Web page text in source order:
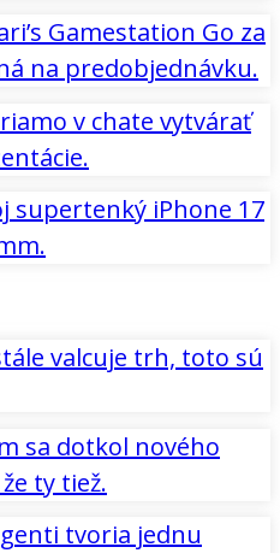
Gamestation Go za
na predobjednávku.
v chate vytvárať
supertenký iPhone 17
valcuje trh, toto sú
sa dotkol nového
ty tiež.
tvoria jednu